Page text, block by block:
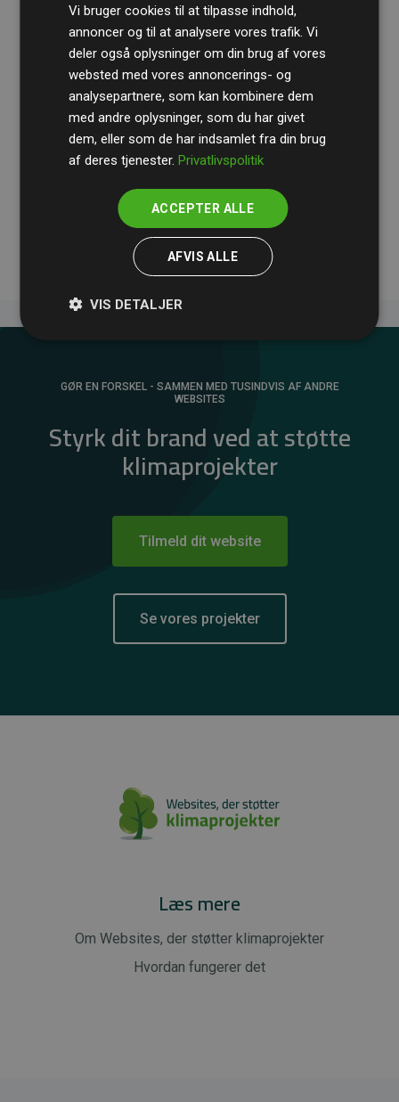
RevisionshusetBDOgennemgår løbende vores
beregninger og metode for at sikre gennemsigtighed
og pålidelighed.
Deres revision dokumenterer, at vores investeringer i
medlemmernes websites estimerede CO₂-
GØR EN FORSKEL - SAMMEN MED TUSINDVIS AF ANDRE
WEBSITES
Styrk dit brand ved at støtte
klimaprojekter
Tilmeld dit website
Se vores projekter
Læs mere
Om Websites, der støtter klimaprojekter
Hvordan fungerer det
Vi bruger cookies til at tilpasse indhold,
annoncer og til at analysere vores trafik. Vi
deler også oplysninger om din brug af vores
websted med vores annoncerings- og
analysepartnere, som kan kombinere dem
med andre oplysninger, som du har givet
dem, eller som de har indsamlet fra din brug
af deres tjenester.Privatlivspolitik
ACCEPTER ALLE
AFVIS ALLE
VIS DETALJER